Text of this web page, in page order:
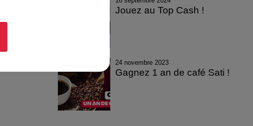
Jouez au Top Cash !
24 novembre 2023
Gagnez 1 an de café Sati !